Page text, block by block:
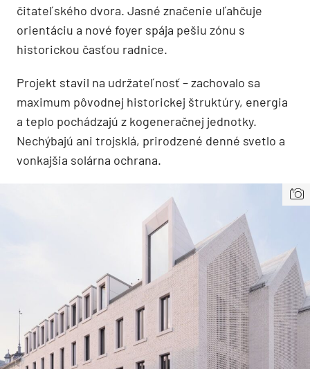
čitateľského dvora. Jasné značenie uľahčuje
orientáciu a nové foyer spája pešiu zónu s
historickou časťou radnice.
Projekt stavil na udržateľnosť – zachovalo sa
maximum pôvodnej historickej štruktúry, energia
a teplo pochádzajú z kogeneračnej jednotky.
Nechýbajú ani trojsklá, prirodzené denné svetlo a
vonkajšia solárna ochrana.